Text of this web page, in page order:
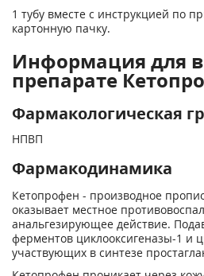
1 тубу вместе с инструкцией по
картонную пачку.
Информация для
препарате
Фармакологическая
НПВП
Фармакодинамика
Кетопрофен - производное
оказывает местное
анальгезирующее действие.
ферментов циклооксигеназы-1 и
участвующих в синтезе